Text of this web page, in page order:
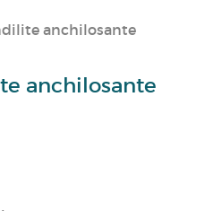
anchilosante
anchilosante